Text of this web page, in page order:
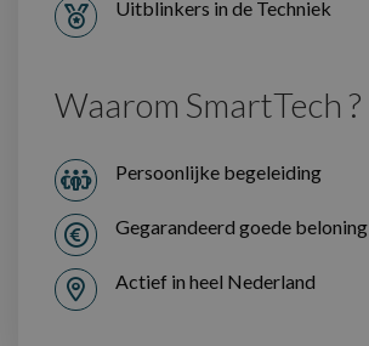
Uitblinkers in de Techniek
Waarom SmartTech ?
Persoonlijke begeleiding
Gegarandeerd goede beloning
Actief in heel Nederland